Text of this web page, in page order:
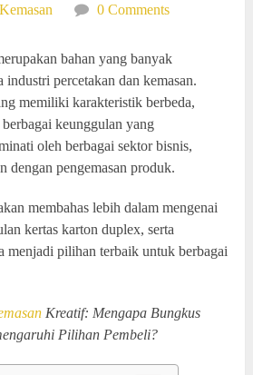
0 Comments
bahan yang banyak
percetakan dan kemasan.
memiliki karakteristik berbeda,
keunggulan yang
oleh berbagai sektor bisnis,
dengan pengemasan produk.
membahas lebih dalam mengenai
kertas karton duplex, serta
menjadi pilihan terbaik untuk berbagai
Kreatif: Mengapa Bungkus
Pilihan Pembeli?